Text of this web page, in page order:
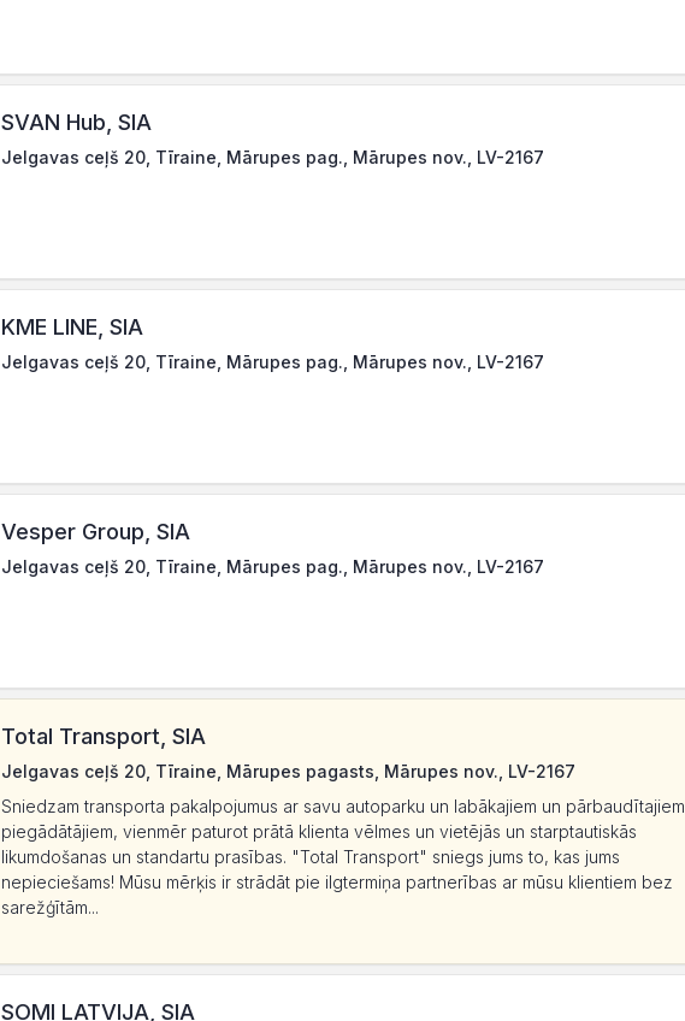
SVAN Hub, SIA
Jelgavas ceļš 20, Tīraine, Mārupes pag., Mārupes nov., LV-2167
KME LINE, SIA
Jelgavas ceļš 20, Tīraine, Mārupes pag., Mārupes nov., LV-2167
Vesper Group, SIA
Jelgavas ceļš 20, Tīraine, Mārupes pag., Mārupes nov., LV-2167
Total Transport, SIA
Jelgavas ceļš 20, Tīraine, Mārupes pagasts, Mārupes nov., LV-2167
Sniedzam transporta pakalpojumus ar savu autoparku un labākajiem un pārbaudītajiem
piegādātājiem, vienmēr paturot prātā klienta vēlmes un vietējās un starptautiskās
likumdošanas un standartu prasības. "Total Transport" sniegs jums to, kas jums
nepieciešams! Mūsu mērķis ir strādāt pie ilgtermiņa partnerības ar mūsu klientiem bez
sarežģītām...
SOMI LATVIJA, SIA